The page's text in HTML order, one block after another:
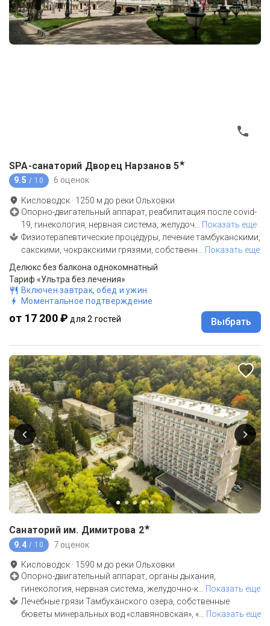
SPA-санаторий Дворец Нарзанов 5★
9.5 / 10 6 оценок
Кисловодск · 1250 м до реки Ольховки
Опорно-двигательный аппарат, реабилитация после covid-
19, гинекология, нервная система, желудоч
Показать еще
Физиотерапевтические процедуры, лечение тамбуканскими,
сакскими, чокракскими грязями, собственн
Показать еще
Делюкс без балкона однокомнатный
Тариф «Ультра без лечения»
Включен завтрак, обед и ужин
Моментальное подтверждение
от 17 200 ₽ для 2 гостей Выбрать
Санаторий им. Димитрова 2★
9.4 / 10 7 оценок
Кисловодск · 1590 м до реки Ольховки
Опорно-двигательный аппарат, органы дыхания,
гинекология, нервная система, желудочно-к… Показать еще
Лечебные грязи Тамбуканского озера, собственные
бюветы минеральных вод «славяновская», «… Показать еще